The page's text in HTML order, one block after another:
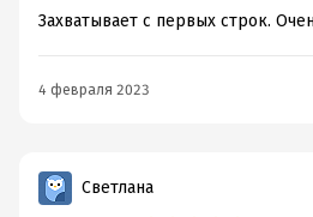
Захватывает с первых строк.
4 февраля 2023
Светлана